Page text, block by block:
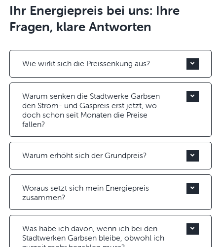
Ihr Energiepreis bei uns: Ihre
Fragen, klare Antworten
Wie wirkt sich die Preissenkung aus?
Warum senken die Stadtwerke Garbsen
den Strom- und Gaspreis erst jetzt, wo
doch schon seit Monaten die Preise
fallen?
Warum erhöht sich der Grundpreis?
Woraus setzt sich mein Energiepreis
zusammen?
Was habe ich davon, wenn ich bei den
Stadtwerken Garbsen bleibe, obwohl ich